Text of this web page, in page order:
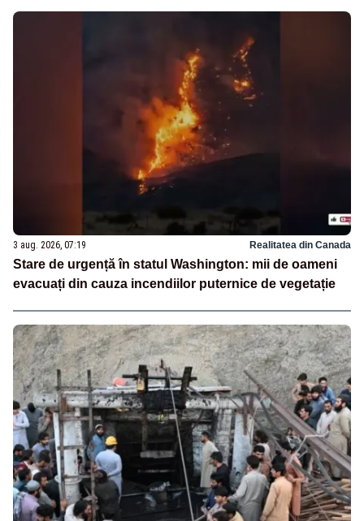
3 aug. 2026, 07:19 Realitatea din Canada
Stare de urgență în statul Washington: mii de oameni
evacuați din cauza incendiilor puternice de vegetație